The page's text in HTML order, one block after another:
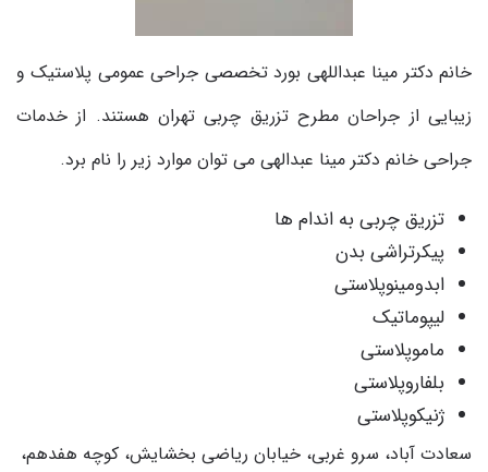
خانم دکتر مینا عبداللهی بورد تخصصی جراحی عمومی پلاستیک و
زیبایی از جراحان مطرح تزریق چربی تهران هستند. از خدمات
جراحی خانم دکتر مینا عبدالهی می توان موارد زیر را نام برد.
تزریق چربی به اندام ها
پیکرتراشی بدن
ابدومینوپلاستی
لیپوماتیک
ماموپلاستی
بلفاروپلاستی
ژنیکوپلاستی
سعادت آباد، سرو غربی، خیابان ریاضی بخشایش، کوچه هفدهم،